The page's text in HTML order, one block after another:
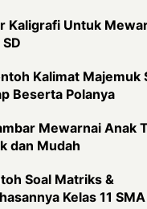
Kaligrafi Untuk
Kalimat Majemuk
Beserta Polanya
Mewarnai Anak
dan Mudah
Soal Matriks &
Kelas 11